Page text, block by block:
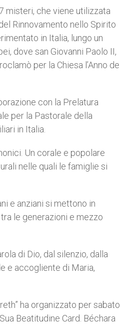
misteri, che viene utilizzata
Rinnovamento nello Spirito
in Italia, lungo un
dove san Giovanni Paolo II,
per la Chiesa l’Anno del
con la Prelatura
per la Pastorale della
in Italia.
Un corale e popolare
nelle quali le famiglie si
e anziani si mettono in
le generazioni e mezzo
di Dio, dal silenzio, dalla
e accogliente di Maria,
ha organizzato per sabato
Beatitudine Card. Béchara